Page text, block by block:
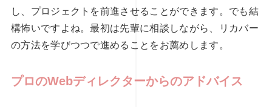
し、プロジェクトを前進させることができます。でも結
構怖いですよね。最初は先輩に相談しながら、リカバー
の方法を学びつつで進めることをお薦めします。
プロのWebディレクターからのアドバイス